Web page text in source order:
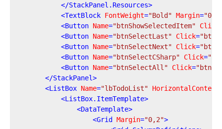
</StackPanel.Resources>
<TextBlock FontWeight="Bold" Margin=
<Button Name="btnShowSelectedItem" Click
<Button Name="btnSelectLast" Click=
<Button Name="btnSelectNext" Click=
<Button Name="btnSelectCSharp" Click=
<Button Name="btnSelectAll" Click=
</StackPanel>
<ListBox Name="lbTodoList"
<ListBox.ItemTemplate>
<DataTemplate>
<Grid Margin="0,2">